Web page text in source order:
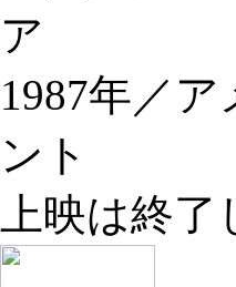
ア
1987年／
ント
上映は終了